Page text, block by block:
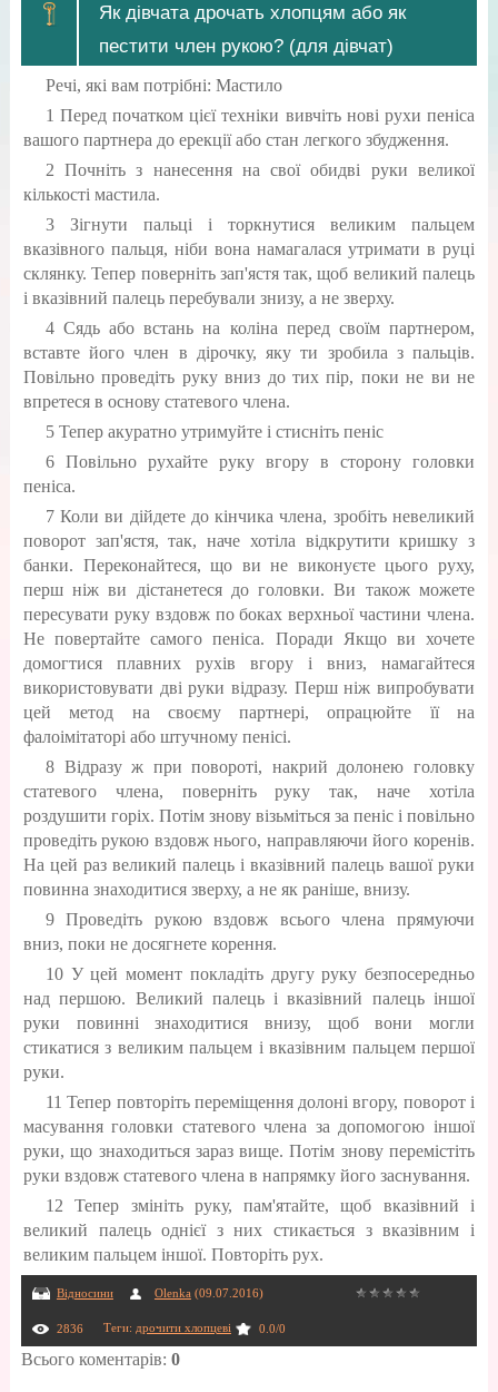
Як дівчата дрочать хлопцям або як
пестити член рукою? (для дівчат)
Речі, які вам потрібні: Мастило
1 Перед початком цієї техніки вивчіть нові рухи пеніса
вашого партнера до ерекції або стан легкого збудження.
2 Почніть з нанесення на свої обидві руки великої
кількості мастила.
3 Зігнути пальці і торкнутися великим пальцем
вказівного пальця, ніби вона намагалася утримати в руці
склянку. Тепер поверніть зап'ястя так, щоб великий палець
і вказівний палець перебували знизу, а не зверху.
4 Сядь або встань на коліна перед своїм партнером,
вставте його член в дірочку, яку ти зробила з пальців.
Повільно проведіть руку вниз до тих пір, поки не ви не
впретеся в основу статевого члена.
5 Тепер акуратно утримуйте і стисніть пеніс
6 Повільно рухайте руку вгору в сторону головки
пеніса.
7 Коли ви дійдете до кінчика члена, зробіть невеликий
поворот зап'ястя, так, наче хотіла відкрутити кришку з
банки. Переконайтеся, що ви не виконуєте цього руху,
перш ніж ви дістанетеся до головки. Ви також можете
пересувати руку вздовж по боках верхньої частини члена.
Не повертайте самого пеніса. Поради Якщо ви хочете
домогтися плавних рухів вгору і вниз, намагайтеся
використовувати дві руки відразу. Перш ніж випробувати
цей метод на своєму партнері, опрацюйте її на
фалоімітаторі або штучному пенісі.
8 Відразу ж при повороті, накрий долонею головку
статевого члена, поверніть руку так, наче хотіла
роздушити горіх. Потім знову візьміться за пеніс і повільно
проведіть рукою вздовж нього, направляючи його коренів.
На цей раз великий палець і вказівний палець вашої руки
повинна знаходитися зверху, а не як раніше, внизу.
9 Проведіть рукою вздовж всього члена прямуючи
вниз, поки не досягнете корення.
10 У цей момент покладіть другу руку безпосередньо
над першою. Великий палець і вказівний палець іншої
руки повинні знаходитися внизу, щоб вони могли
стикатися з великим пальцем і вказівним пальцем першої
руки.
11 Тепер повторіть переміщення долоні вгору, поворот і
масування головки статевого члена за допомогою іншої
руки, що знаходиться зараз вище. Потім знову перемістіть
руки вздовж статевого члена в напрямку його заснування.
12 Тепер змініть руку, пам'ятайте, щоб вказівний і
великий палець однієї з них стикається з вказівним і
великим пальцем іншої. Повторіть рух.
Відносини Olenka (09.07.2016)
2836 Теги: дрочити хлопцеві 0.0/0
Всього коментарів: 0